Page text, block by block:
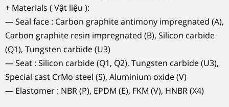
+ Materials ( Vật liệu ):
— Seal face : Carbon graphite antimony impregnated (A),
Carbon graphite resin impregnated (B), Silicon carbide
(Q1), Tungsten carbide (U3)
— Seat : Silicon carbide (Q1, Q2), Tungsten carbide (U3),
Special cast CrMo steel (S), Aluminium oxide (V)
— Elastomer : NBR (P), EPDM (E), FKM (V), HNBR (X4)